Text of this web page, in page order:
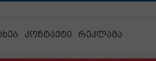
კონტაქტი რეკლამა